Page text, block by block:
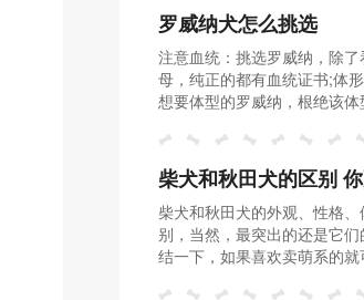
罗威纳犬怎么挑选
注意血统：挑选罗威纳，除
母，纯正的都有血统证书;体
想要体型的罗威纳，根绝该
解人意;棕色罗威纳犬较高贵
性。
柴犬和秋田犬的区别
个？
柴犬和秋田犬的外观、性格
别，当然，最突出的还是它
结一下，如果喜欢卖萌系的就